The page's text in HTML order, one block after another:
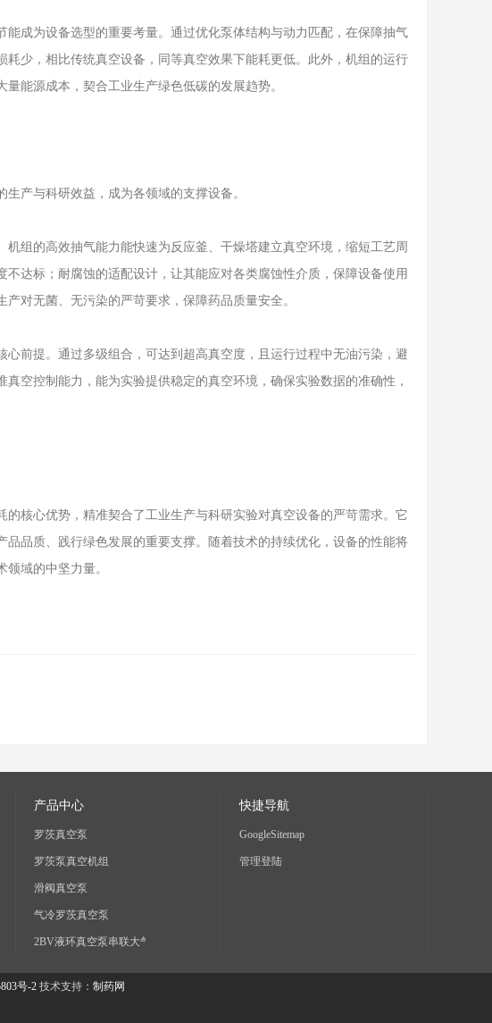
为设备选型的重要考量。通过优化泵体结构与动力匹配，在保障抽气
少，相比传统真空设备，同等真空效果下能耗更低。此外，机组的运行
能源成本，契合工业生产绿色低碳的发展趋势。
产与科研效益，成为各领域的支撑设备。
的高效抽气能力能快速为反应釜、干燥塔建立真空环境，缩短工艺周
达标；耐腐蚀的适配设计，让其能应对各类腐蚀性介质，保障设备使用
对无菌、无污染的严苛要求，保障药品质量安全。
提。通过多级组合，可达到超高真空度，且运行过程中无油污染，避
空控制能力，能为实验提供稳定的真空环境，确保实验数据的准确性，
心优势，精准契合了工业生产与科研实验对真空设备的严苛需求。它
品质、践行绿色发展的重要支撑。随着技术的持续优化，设备的性能将
域的中坚力量。
产品中心
罗茨真空泵
罗茨泵真空机组
滑阀真空泵
气冷罗茨真空泵
2BV液环真空泵串联大气喷
罗茨真空机组系列
快捷导航
GoogleSitemap
管理登陆
号-2技术支持： 制药网